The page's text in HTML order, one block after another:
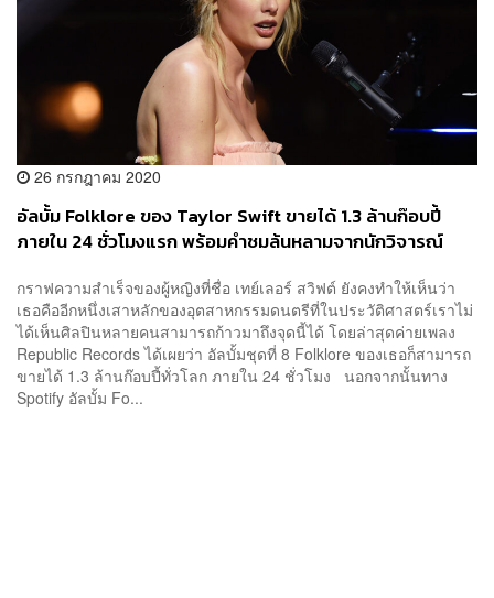
26 กรกฎาคม 2020
อัลบั้ม Folklore ของ Taylor Swift ขายได้ 1.3 ล้านก๊อบปี้
ภายใน 24 ชั่วโมงแรก พร้อมคำชมล้นหลามจากนักวิจารณ์
กราฟความสำเร็จของผู้หญิงที่ชื่อ เทย์เลอร์ สวิฟต์ ยังคงทำให้เห็นว่า
เธอคืออีกหนึ่งเสาหลักของอุตสาหกรรมดนตรีที่ในประวัติศาสตร์เราไม่
ได้เห็นศิลปินหลายคนสามารถก้าวมาถึงจุดนี้ได้ โดยล่าสุดค่ายเพลง
Republic Records ได้เผยว่า อัลบั้มชุดที่ 8 Folklore ของเธอก็สามารถ
ขายได้ 1.3 ล้านก๊อบปี้ทั่วโลก ภายใน 24 ชั่วโมง นอกจากนั้นทาง
Spotify อัลบั้ม Fo...